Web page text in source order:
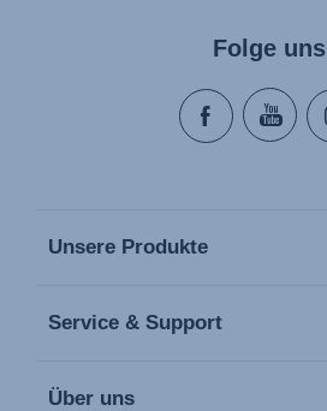
Folge uns
Unsere Produkte
Service & Support
Über uns